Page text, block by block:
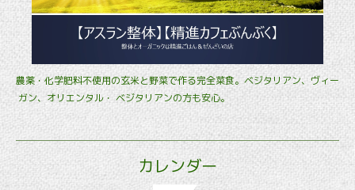
農薬・化学肥料不使用の玄米と野菜で作る完全菜食。ベジタリアン、ヴィー
ガン、オリエンタル・ ベジタリアンの方も安心。
カレンダー